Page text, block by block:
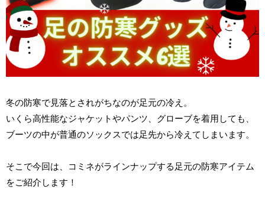
冬の防寒で見落とされがちなのが足元の冷え。
いくら高性能なジャケットやパンツ、グローブを着用しても、
ブーツの中が普通のソックスでは足先から冷えてしまいます。
そこで今回は、コミネがラインナップする足元の防寒アイテム
をご紹介します！